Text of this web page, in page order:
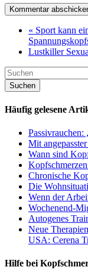
« Sport kann
Lustkiller
Häufig gelesene
Mit
Wann sind
Chronische
Die
Wenn der
Wochenend-
Autogenes
Neue
USA: Cerena
Hilfe bei